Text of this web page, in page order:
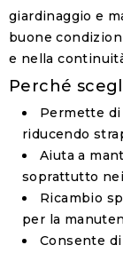
giardinaggio e
buone
e nella
Perché
Permette
riducendo
Aiuta a
soprattutto
Ricambio
per la
Consente